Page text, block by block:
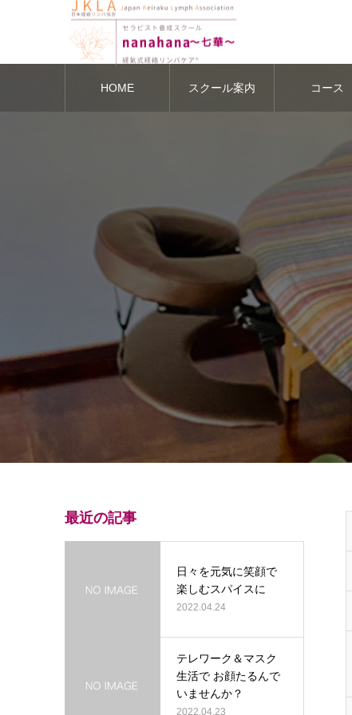
HOME スクール案内 コース
最近の記事
日々を元気に笑顔で
楽しむスパイスに
2022.04.24
テレワーク＆マスク
生活で お顔たるんで
いませんか？
2022.04.23